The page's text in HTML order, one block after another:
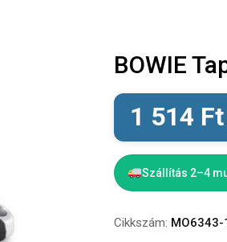
BOWIE
1 514 Ft
Szállítás 2–4
Cikkszám: MO6343-